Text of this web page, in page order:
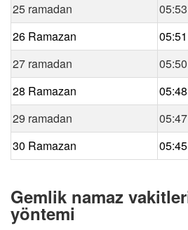
25 ramadan
05:53
26 Ramazan
05:51
27 ramadan
05:50
28 Ramazan
05:48
29 ramadan
05:47
30 Ramazan
05:45
Gemlik namaz
yöntemi